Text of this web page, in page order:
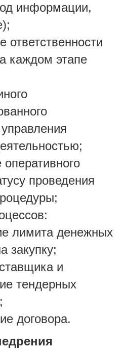
информации,
ответственности
каждом этапе
проведения
лимита денежных
закупку;
и
тендерных
договора.